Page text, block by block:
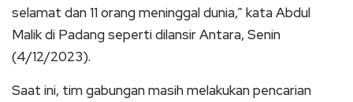
selamat dan 11 orang meninggal dunia,” kata Abdul
Malik di Padang seperti dilansir Antara, Senin
(4/12/2023).
Saat ini, tim gabungan masih melakukan pencarian